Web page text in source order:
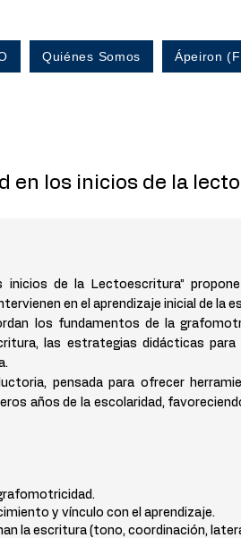
en los inicios de la
inicios de la Lectoescritura”
en el aprendizaje inicial de la
los fundamentos de la
las estrategias didácticas
pensada para ofrecer
años de la escolaridad,
y vínculo con el aprendizaje.
la escritura (tono, coordinación,
Quiénes Somos Ápeiron